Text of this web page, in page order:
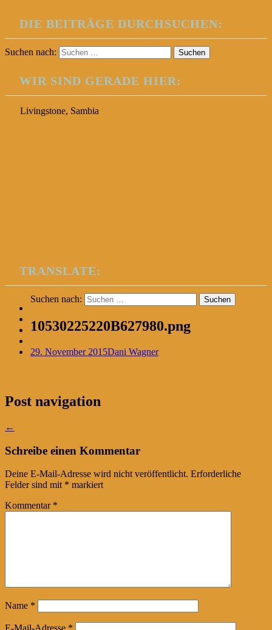
DIE BEITRÄGE DURCHSUCHEN:
Suchen nach:
WIR SIND GERADE HIER:
Livingstone, Sambia
TRANSLATE:
Suchen nach:
10530225220B627980.png
29. November 2015Dani Wagner
Post navigation
←
Schreibe einen Kommentar
Deine E-Mail-Adresse wird nicht veröffentlicht. Erforderliche
Felder sind mit * markiert
Kommentar *
Name *